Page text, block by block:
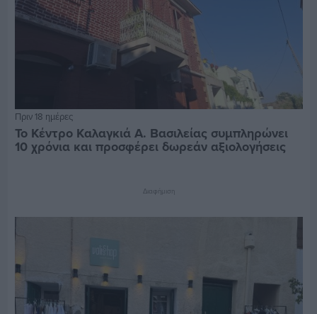
Πριν 18 ημέρες
Το Κέντρο Καλαγκιά Α. Βασιλείας συμπληρώνει
10 χρόνια και προσφέρει δωρεάν αξιολογήσεις
Διαφήμιση